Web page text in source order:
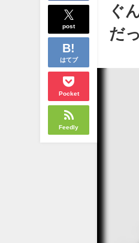
post
はてブ
Pocket
Feedly
ぐ
だ